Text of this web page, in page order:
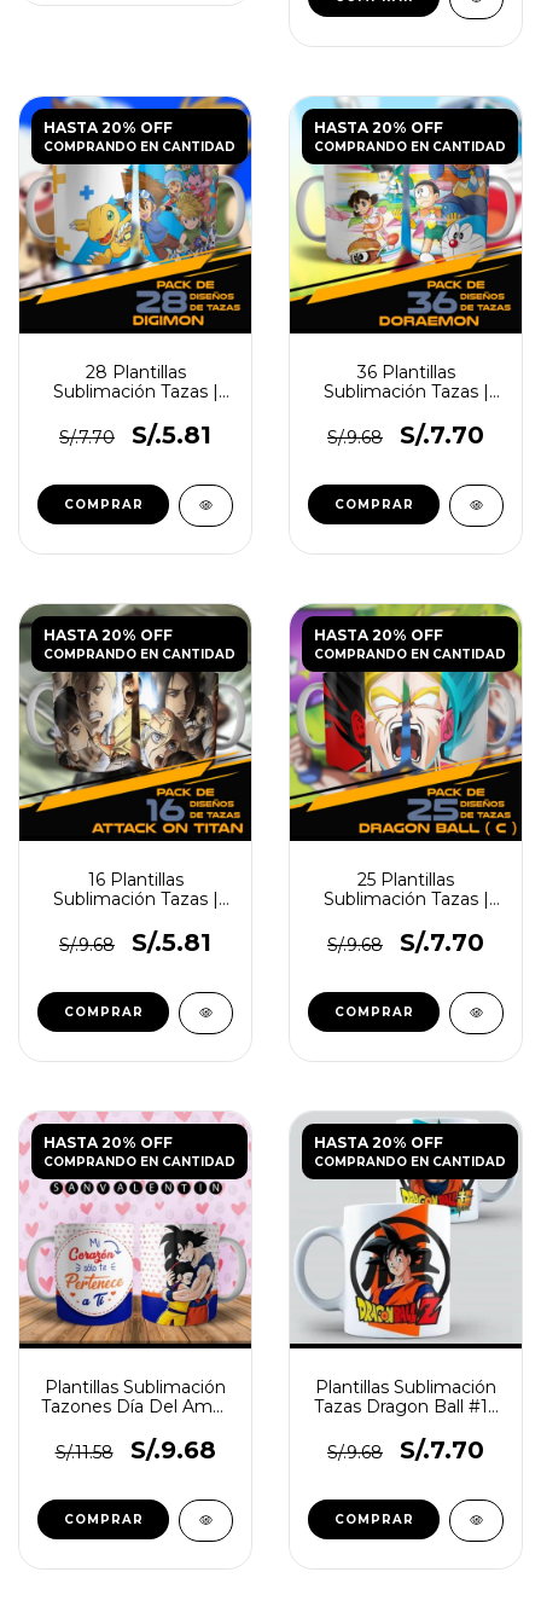
HASTA 20% OFF
COMPRANDO EN CANTIDAD
28 Plantillas
Sublimación Tazas |
S/.7.70
S/.5.81
HASTA 20% OFF
COMPRANDO EN CANTIDAD
36 Plantillas
Sublimación Tazas |
S/.9.68
S/.7.70
HASTA 20% OFF
COMPRANDO EN CANTIDAD
16 Plantillas
Sublimación Tazas |
S/.9.68
S/.5.81
HASTA 20% OFF
COMPRANDO EN CANTIDAD
25 Plantillas
Sublimación Tazas |
S/.9.68
S/.7.70
HASTA 20% OFF
COMPRANDO EN CANTIDAD
Plantillas Sublimación
Tazones Día Del Amor
S/.11.58
S/.9.68
HASTA 20% OFF
COMPRANDO EN CANTIDAD
Plantillas Sublimación
Tazas Dragon Ball #1 |
S/.9.68
S/.7.70